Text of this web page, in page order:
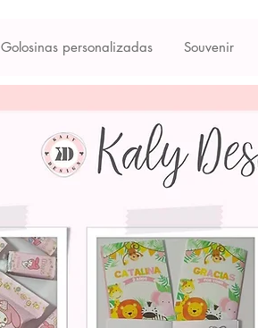
Golosinas personalizadas Souvenir